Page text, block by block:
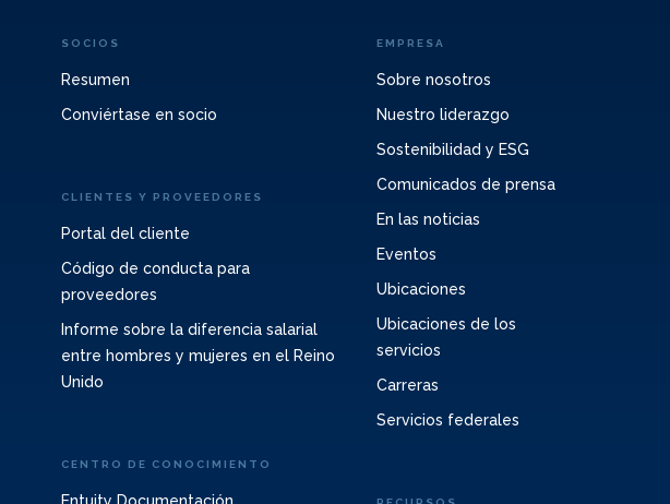
SOCIOS
Resumen
Conviértase en socio
CLIENTES Y PROVEEDORES
Portal del cliente
Código de conducta para
proveedores
Informe sobre la diferencia salarial
entre hombres y mujeres en el Reino
Unido
CENTRO DE CONOCIMIENTO
EMPRESA
Sobre nosotros
Nuestro liderazgo
Sostenibilidad y ESG
Comunicados de prensa
En las noticias
Eventos
Ubicaciones
Ubicaciones de los
servicios
Carreras
Servicios federales